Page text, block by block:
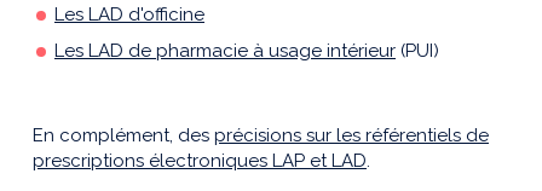
Les LAD d'officine
Les LAD de pharmacie à usage intérieur (PUI)
En complément, des précisions sur les référentiels de
prescriptions électroniques LAP et LAD.